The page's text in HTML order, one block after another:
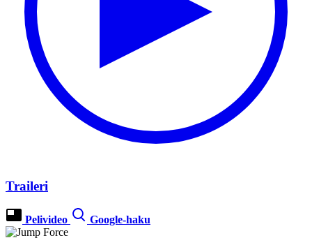
Traileri
Pelivideo Google-haku